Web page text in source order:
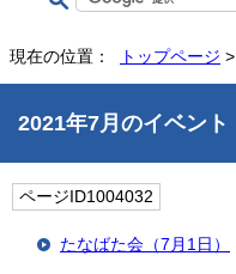
現在の位置： トップページ >
2021年7月のイベント
ページID1004032
たなばた会（7月1日）